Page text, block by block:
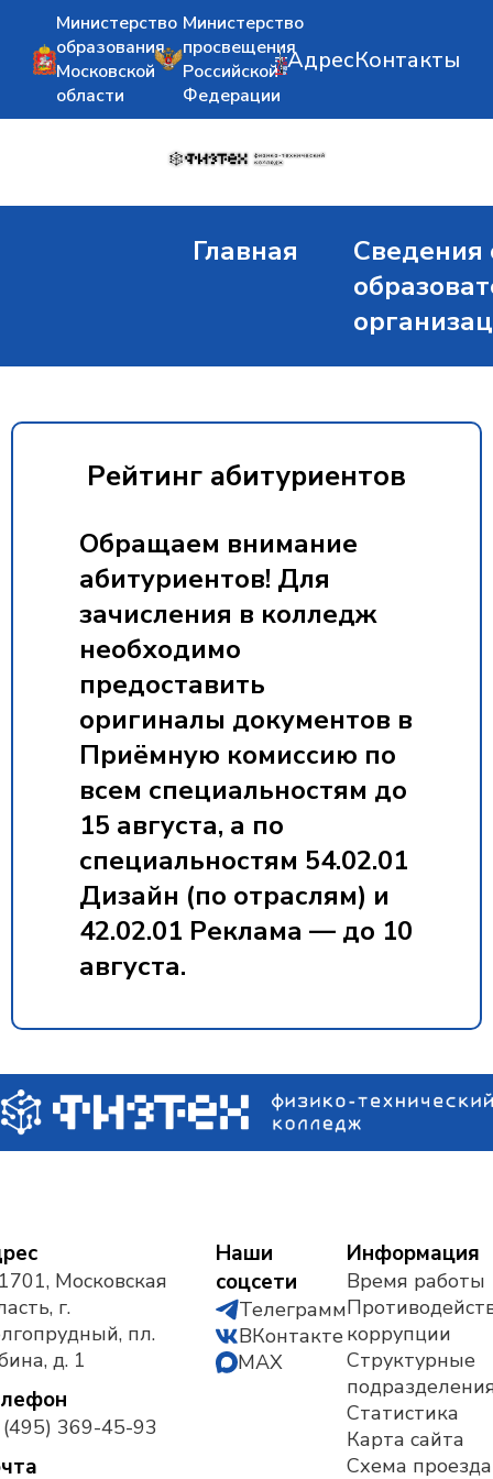
Министерство
образования
Московской
области
Министерство
просвещения
Российской
Федерации
АдресКонтакты
Главная
Сведения
Рейтинг абитуриентов
Обращаем внимание
абитуриентов! Для
зачисления в колледж
необходимо
предоставить
оригиналы документов в
Приёмную комиссию по
всем специальностям до
15 августа, а по
специальностям 54.02.01
Дизайн (по отраслям) и
42.02.01 Реклама — до 10
августа.
Московская
г.
пл.
д. 1
369-45-93
Наши
соцсети
Телеграмм
ВКонтакте
MAX
Информация
Время работы
коррупции
Структурные
Статистика
Карта сайта
Схема проезда